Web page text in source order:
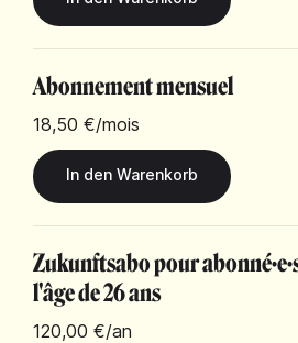
Abonnement mensuel
18,50 €/mois
Zukunftsabo pour
l'âge de 26 ans
120,00 €/an